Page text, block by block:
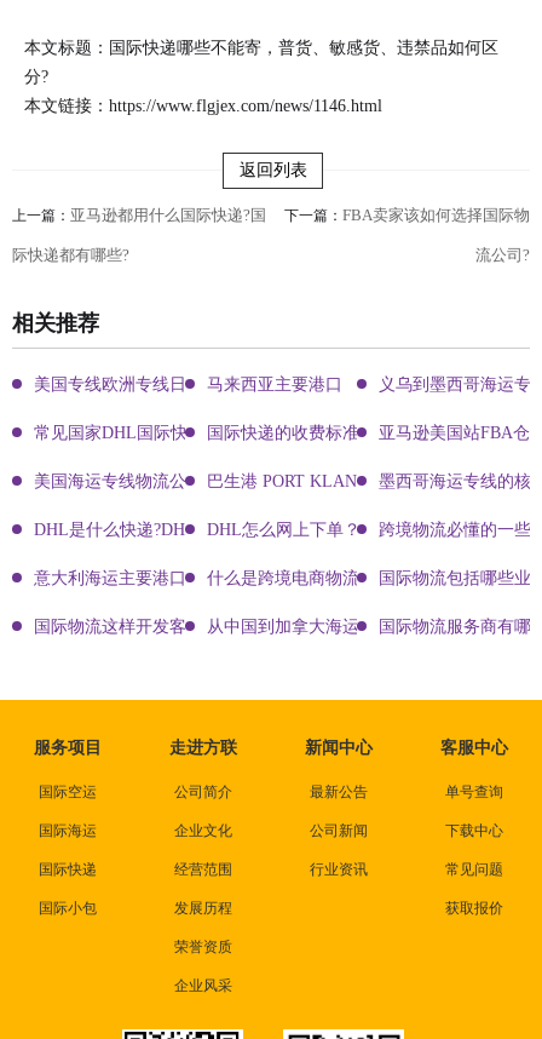
本文标题：国际快递哪些不能寄，普货、敏感货、违禁品如何区
分?
本文链接： https://www.flgjex.com/news/1146.html
返回列表
上一篇： 亚马逊都用什么国际快递?国
际快递都有哪些?
下一篇： FBA卖家该如何选择国际物
流公司?
相关推荐
美国专线欧洲专线日本专线区别马来西亚主要港口 义乌到墨西哥海运专
常见国家DHL国际快递客服热线国际快递的收费标准!四大国际快递的尺寸重
亚马逊美国站FBA仓
美国海运专线物流公司有哪些?巴生港 PORT KLANG 墨西哥海运专线的核
DHL是什么快递?DHL国际快递介绍DHL怎么网上下单？DHL快递寄件有哪些方
跨境物流必懂的一些
意大利海运主要港口有哪些什么是跨境电商物流? 国际物流包括哪些业
国际物流这样开发客户会让你成为销冠从中国到加拿大海运要多久能到达？
国际物流服务商有哪
服务项目
国际空运
国际海运
国际快递
国际小包
走进方联
公司简介
企业文化
经营范围
发展历程
荣誉资质
企业风采
新闻中心
最新公告
公司新闻
行业资讯
客服中心
单号查询
下载中心
常见问题
获取报价